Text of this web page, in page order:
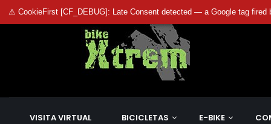
⚠ CookieFirst [CF_DEBUG]: Late Consent detected — a Google tag fired
VISITA VIRTUAL BICICLETAS E-BIKE